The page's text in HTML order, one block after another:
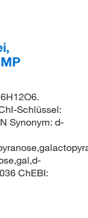
Schlüssel:
Synonym: d-
ChEBI: